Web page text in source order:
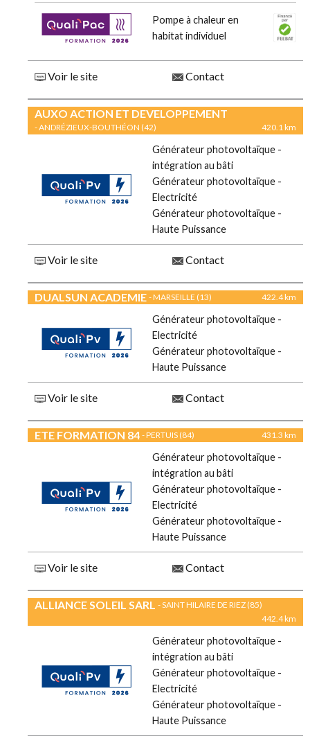
Pompe à chaleur en
habitat individuel
Voir le site Contact
AUXO ACTION ET DEVELOPPEMENT
- ANDRÉZIEUX-BOUTHÉON (42) 420.1 km
Générateur photovoltaïque -
intégration au bâti
Générateur photovoltaïque -
Electricité
Générateur photovoltaïque -
Haute Puissance
Voir le site Contact
DUALSUN ACADEMIE - MARSEILLE (13) 422.4 km
Générateur photovoltaïque -
Electricité
Générateur photovoltaïque -
Haute Puissance
Voir le site Contact
ETE FORMATION 84 - PERTUIS (84) 431.3 km
Générateur photovoltaïque -
intégration au bâti
Générateur photovoltaïque -
Electricité
Générateur photovoltaïque -
Haute Puissance
Voir le site Contact
ALLIANCE SOLEIL SARL - SAINT HILAIRE DE RIEZ (85)
442.4 km
Générateur photovoltaïque -
intégration au bâti
Générateur photovoltaïque -
Electricité
Générateur photovoltaïque -
Haute Puissance